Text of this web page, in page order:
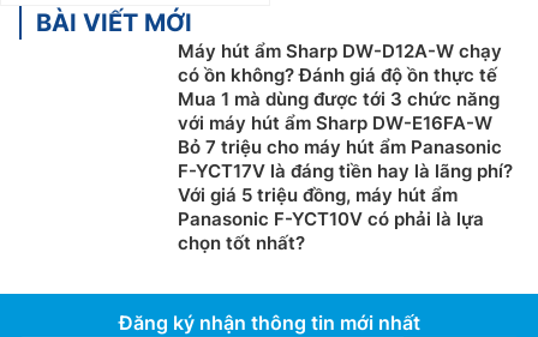
ăn, khói thuốc, khói bụi và đặc biệt là những gia đình
có vị trí ở mặt đường dễ bị ô nhiễm, khói bụi. Hơn nữa,
máy lọc không khí sử dụng màng lọc HEPA giúp làm
sạch không khí với tính năng loại bỏ những phần tử
gây ô nhiễm như phấn hoa, lông thú và bụi bẩn nhỏ
bay lơ lửng trong căn phòng của gia đình bạn.
Ngoài ra, chức năng bù ẩm của Máy Lọc Không Khí
samsung thích hợp với thời tiết hanh khô hoặc bật
cả ngày. Đặc biệt là vào ngày hè nóng bức
khỏe, viêm da… Khi được bù độ ẩm sẽ giúp bảo vệ
BÀI VIẾT MỚI
Máy hút ẩm Sharp DW-D12A-W chạy
có ồn không? Đánh giá độ ồn thực tế
Mua 1 mà dùng được tới 3 chức năng
với máy hút ẩm Sharp DW-E16FA-W
Bỏ 7 triệu cho máy hút ẩm Panasonic
F-YCT17V là đáng tiền hay là lãng phí?
Với giá 5 triệu đồng, máy hút ẩm
Panasonic F-YCT10V có phải là lựa
chọn tốt nhất?
Đăng ký nhận thông tin mới nhất